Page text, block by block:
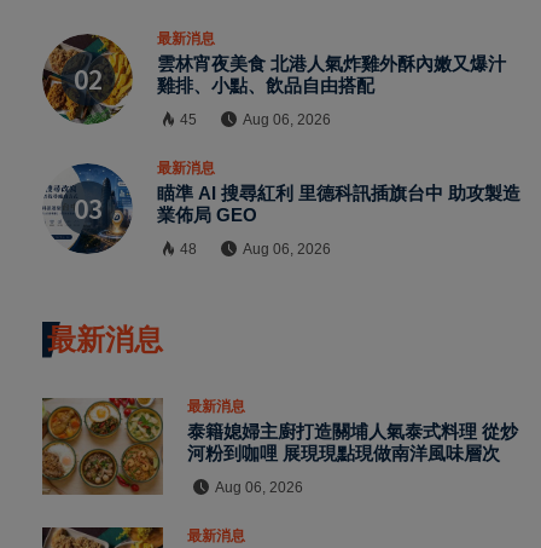
最新消息
雲林宵夜美食 北港人氣炸雞外酥內嫩又爆汁
雞排、小點、飲品自由搭配
45 Aug 06, 2026
最新消息
瞄準 AI 搜尋紅利 里德科訊插旗台中 助攻製造
業佈局 GEO
48 Aug 06, 2026
最新消息
最新消息
泰籍媳婦主廚打造關埔人氣泰式料理 從炒
河粉到咖哩 展現現點現做南洋風味層次
Aug 06, 2026
最新消息